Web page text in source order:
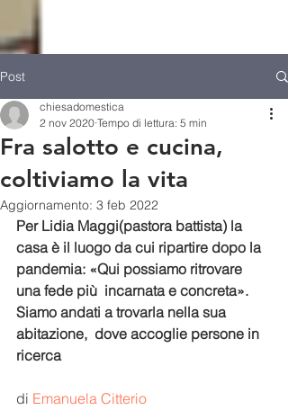
Post
Fra salotto e cucina,
coltiviamo la vita
chiesadomestica
2 nov 2020 Tempo di lettura: 5 min
Aggiornamento: 3 feb 2022
Per Lidia Maggi(pastora battista) la
casa è il luogo da cui ripartire dopo la
pandemia: «Qui possiamo ritrovare
una fede più  incarnata e concreta».
Siamo andati a trovarla nella sua
abitazione,  dove accoglie persone in
ricerca
di Emanuela Citterio